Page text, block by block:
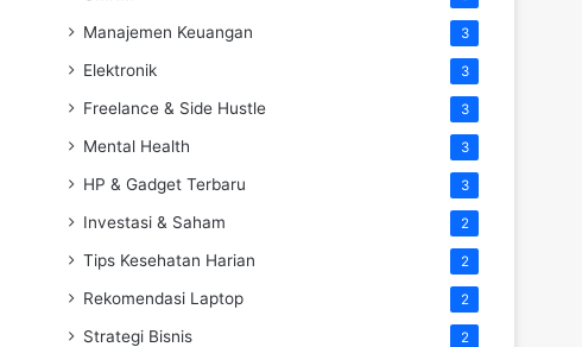
Manajemen Keuangan 3
Elektronik 3
Freelance & Side Hustle 3
Mental Health 3
HP & Gadget Terbaru 3
Investasi & Saham 2
Tips Kesehatan Harian 2
Rekomendasi Laptop 2
Strategi Bisnis 2